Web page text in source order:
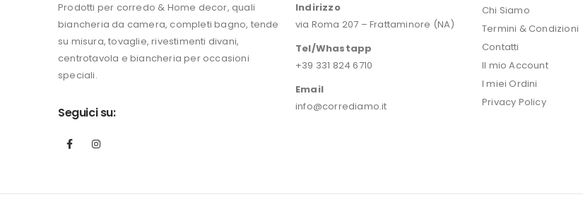
Prodotti per corredo & Home decor, quali
biancheria da camera, completi bagno, tende
su misura, tovaglie, rivestimenti divani,
centrotavola e biancheria per occasioni
speciali.
Seguici su:
Indirizzo
via Roma 207 – Frattaminore (NA)
Tel/Whastapp
+39 331 824 6710
Email
info@corrediamo.it
Chi Siamo
Termini & Condizioni
Contatti
Il mio Account
I miei Ordini
Privacy Policy